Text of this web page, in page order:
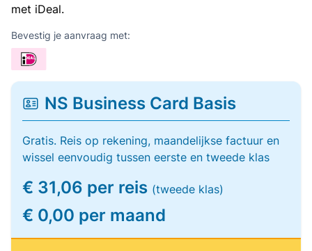
met iDeal.
Bevestig je aanvraag met:
NS Business Card Basis
Gratis. Reis op rekening, maandelijkse factuur en
wissel eenvoudig tussen eerste en tweede klas
€ 31,06 per reis (tweede klas)
€ 0,00 per maand